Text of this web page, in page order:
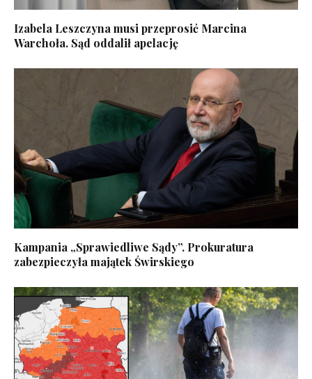
Izabela Leszczyna musi przeprosić Marcina
Warchoła. Sąd oddalił apelację
Kampania „Sprawiedliwe Sądy”. Prokuratura
zabezpieczyła majątek Świrskiego